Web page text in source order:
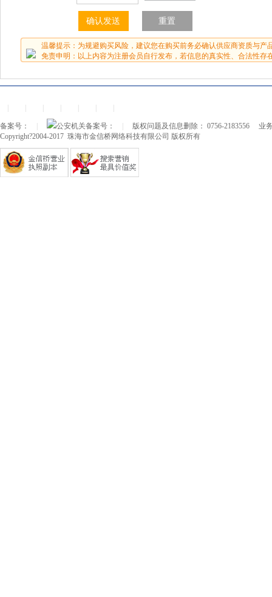
温馨提示：为规避购买风险，建议您在购买前务必确认供应商资质与产
免责申明：以上内容为注册会员自行发布，若信息的真实性、合法性存
备案号： 公安机关备案号： 版权问题及信息删除： 0756-2183556
业
Copyright?2004-2017 珠海市金信桥网络科技有限公司 版权所有